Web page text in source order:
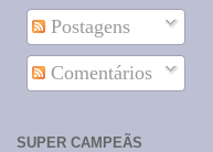
Postagens
Comentários
SUPER CAMPEÃS